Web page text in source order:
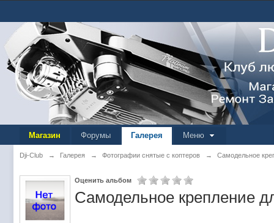
Магазин Форумы Галерея Меню
Dji-Club → Галерея → Фотографии снятые с коптеров → Самодельное
Оценить альбом
Самодельное крепление